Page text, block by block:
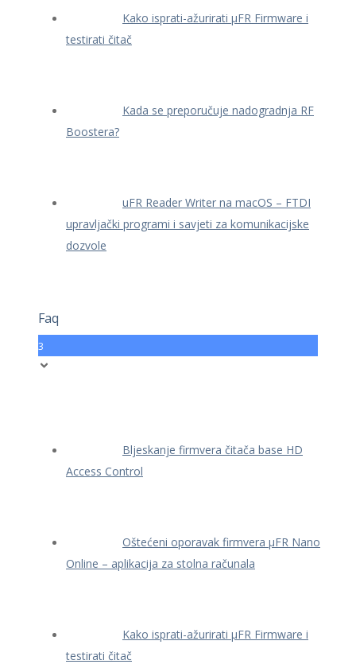
Kako isprati-ažurirati μFR Firmware i
testirati čitač
Kada se preporučuje nadogradnja RF
Boostera?
uFR Reader Writer na macOS – FTDI
upravljački programi i savjeti za komunikacijske
dozvole
Faq
3
Bljeskanje firmvera čitača base HD
Access Control
Oštećeni oporavak firmvera μFR Nano
Online – aplikacija za stolna računala
Kako isprati-ažurirati μFR Firmware i
testirati čitač